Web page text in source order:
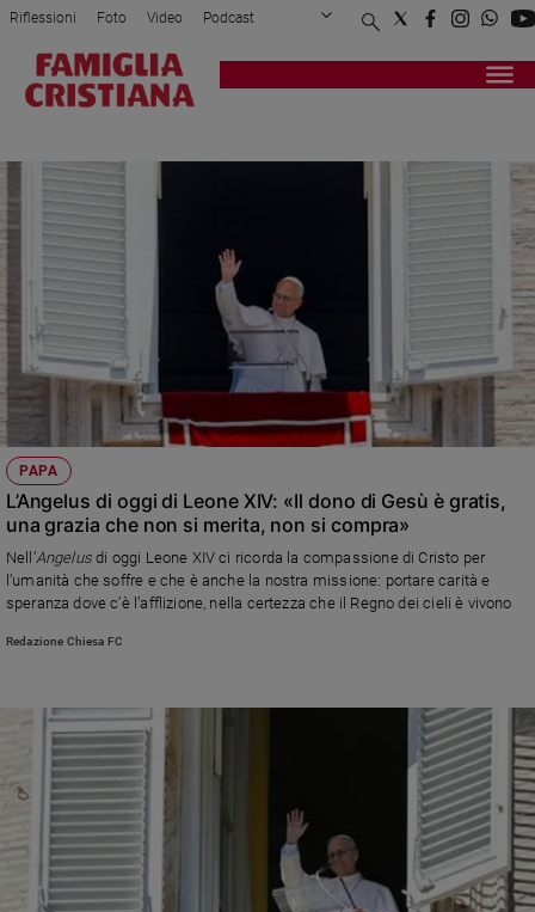
Attualità
Politica
Mondo
Economia
Legalità
giustizia
Sport
Interviste
Papa
Papa
Chiesa
Chiesa
e
Santi
Devozione
fede
Parola
del
giorno
Santo
Riflessioni Foto Video Podcast
Privacy Policy Chi siamo
Registrati Redazione
PAPA
L’Angelus di oggi di Leone XIV: «Il dono di Gesù è gratis,
una grazia che non si merita, non si compra»
Nell’Angelusdi oggi Leone XIV ci ricorda la compassione di Cristo per
l’umanità che soffre e che è anche la nostra missione: portare carità e
speranza dove c’è l’afflizione, nella certezza che il Regno dei cieli è vivono
Redazione Chiesa FC